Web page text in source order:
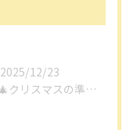
2025/12/23
✨🎄クリスマスの準備、皆様いかがお過ごしでしょうか？私たちの...